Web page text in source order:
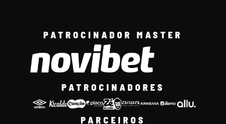
PATROCINADOR MASTER
PATROCINADORES
PARCEIROS